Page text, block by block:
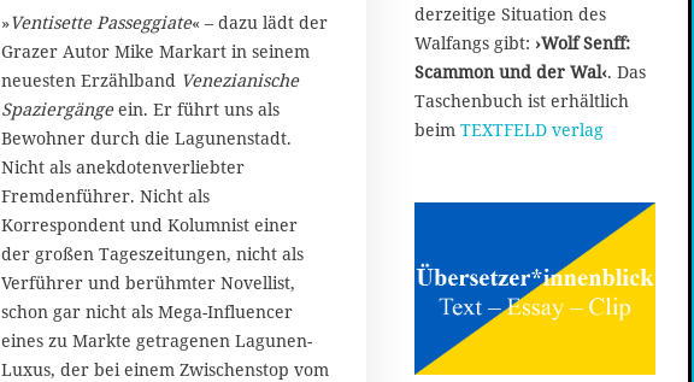
i
l
0
2
3
»Ventisette Passeggiate« – dazu lädt der
Grazer Autor Mike Markart in seinem
neuesten Erzählband Venezianische
Spaziergängeein. Er führt uns als
Bewohner durch die Lagunenstadt.
Nicht als anekdotenverliebter
Fremdenführer. Nicht als
Korrespondent und Kolumnist einer
der großen Tageszeitungen, nicht als
Verführer und berühmter Novellist,
schon gar nicht als Mega-Influencer
eines zu Markte getragenen Lagunen-
Luxus, der bei einem Zwischenstop vom
derzeitige Situation des
Walfangs gibt: ›Wolf Senff:
Scammon und der Wal‹. Das
Taschenbuch ist erhältlich
beim TEXTFELD verlag